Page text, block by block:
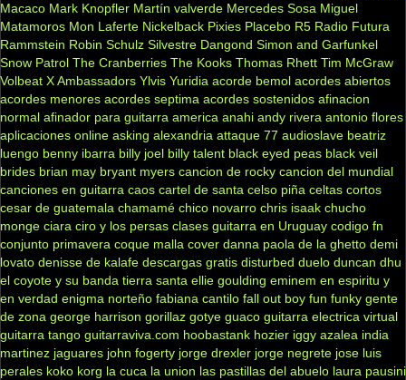
Macaco Mark Knopfler Martín valverde Mercedes Sosa Miguel
Matamoros Mon Laferte Nickelback Pixies Placebo R5 Radio Futura
Rammstein Robin Schulz Silvestre Dangond Simon and Garfunkel
Snow Patrol The Cranberries The Kooks Thomas Rhett Tim McGraw
Volbeat X Ambassadors Ylvis Yuridia acorde bemol acordes abiertos
acordes menores acordes septima acordes sostenidos afinacion
normal afinador para guitarra america anahi andy rivera antonio flores
aplicaciones online asking alexandria attaque 77 audioslave beatriz
luengo benny ibarra billy joel billy talent black eyed peas black veil
brides brian may bryant myers cancion de rocky cancion del mundial
canciones en guitarra caos cartel de santa celso piña celtas cortos
cesar de guatemala chamamé chico novarro chris isaak chucho
monge ciara ciro y los persas clases guitarra en Uruguay codigo fn
conjunto primavera coque malla cover danna paola de la ghetto demi
lovato denisse de kalafe descargas gratis disturbed duelo duncan dhu
el coyote y su banda tierra santa ellie goulding eminem en espiritu y
en verdad enigma norteño fabiana cantilo fall out boy fun funky gente
de zona george harrison gorillaz gotye guaco guitarra electrica virtual
guitarra tango guitarraviva.com hoobastank hozier iggy azalea india
martinez jaguares john fogerty jorge drexler jorge negrete jose luis
perales koko korg la cuca la union las pastillas del abuelo laura pausini